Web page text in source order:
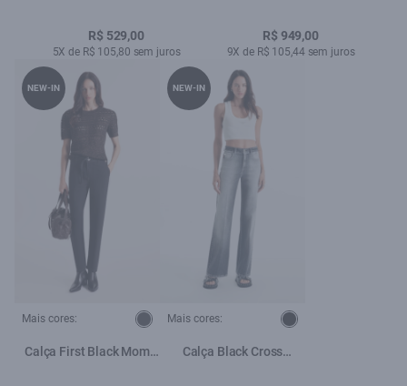
R$ 529,00
5X de R$ 105,80 sem juros
Craquelado
R$ 949,00
9X de R$ 105,44 sem juros
Mais cores:
Calça First Black Mom
NEW-IN
Mais cores:
Calça Black Cross
NEW-IN